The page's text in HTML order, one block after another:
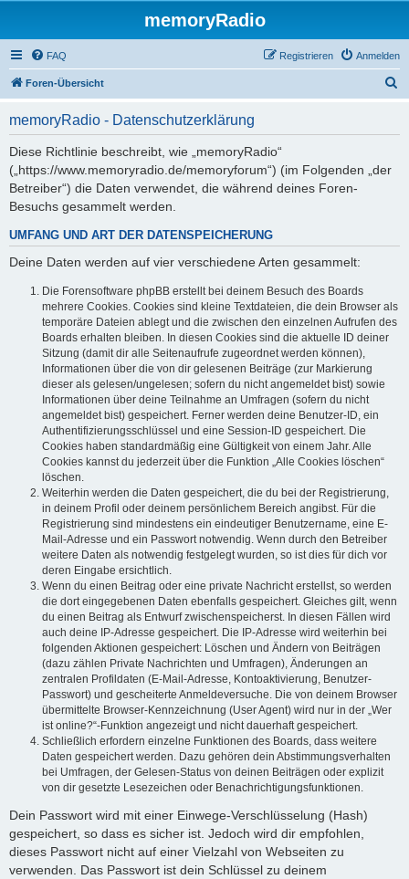
memoryRadio
FAQ Anmelden
Registrieren
Foren-Übersicht
memoryRadio - Datenschutzerklärung
Diese Richtlinie beschreibt, wie „memoryRadio“
(„https://www.memoryradio.de/memoryforum“) (im Folgenden „der
Betreiber“) die Daten verwendet, die während deines Foren-
Besuchs gesammelt werden.
UMFANG UND ART DER DATENSPEICHERUNG
Deine Daten werden auf vier verschiedene Arten gesammelt:
Die Forensoftware phpBB erstellt bei deinem Besuch des Boards
mehrere Cookies. Cookies sind kleine Textdateien, die dein Browser als
temporäre Dateien ablegt und die zwischen den einzelnen Aufrufen des
Boards erhalten bleiben. In diesen Cookies sind die aktuelle ID deiner
Sitzung (damit dir alle Seitenaufrufe zugeordnet werden können),
Informationen über die von dir gelesenen Beiträge (zur Markierung
dieser als gelesen/ungelesen; sofern du nicht angemeldet bist) sowie
Informationen über deine Teilnahme an Umfragen (sofern du nicht
angemeldet bist) gespeichert. Ferner werden deine Benutzer-ID, ein
Authentifizierungsschlüssel und eine Session-ID gespeichert. Die
Cookies haben standardmäßig eine Gültigkeit von einem Jahr. Alle
Cookies kannst du jederzeit über die Funktion „Alle Cookies löschen“
löschen.
Weiterhin werden die Daten gespeichert, die du bei der Registrierung,
in deinem Profil oder deinem persönlichem Bereich angibst. Für die
Registrierung sind mindestens ein eindeutiger Benutzername, eine E-
Mail-Adresse und ein Passwort notwendig. Wenn durch den Betreiber
weitere Daten als notwendig festgelegt wurden, so ist dies für dich vor
deren Eingabe ersichtlich.
Wenn du einen Beitrag oder eine private Nachricht erstellst, so werden
die dort eingegebenen Daten ebenfalls gespeichert. Gleiches gilt, wenn
du einen Beitrag als Entwurf zwischenspeicherst. In diesen Fällen wird
auch deine IP-Adresse gespeichert. Die IP-Adresse wird weiterhin bei
folgenden Aktionen gespeichert: Löschen und Ändern von Beiträgen
(dazu zählen Private Nachrichten und Umfragen), Änderungen an
zentralen Profildaten (E-Mail-Adresse, Kontoaktivierung, Benutzer-
Passwort) und gescheiterte Anmeldeversuche. Die von deinem Browser
übermittelte Browser-Kennzeichnung (User Agent) wird nur in der „Wer
ist online?“-Funktion angezeigt und nicht dauerhaft gespeichert.
Schließlich erfordern einzelne Funktionen des Boards, dass weitere
Daten gespeichert werden. Dazu gehören dein Abstimmungsverhalten
bei Umfragen, der Gelesen-Status von deinen Beiträgen oder explizit
von dir gesetzte Lesezeichen oder Benachrichtigungsfunktionen.
Dein Passwort wird mit einer Einwege-Verschlüsselung (Hash)
gespeichert, so dass es sicher ist. Jedoch wird dir empfohlen,
dieses Passwort nicht auf einer Vielzahl von Webseiten zu
verwenden. Das Passwort ist dein Schlüssel zu deinem